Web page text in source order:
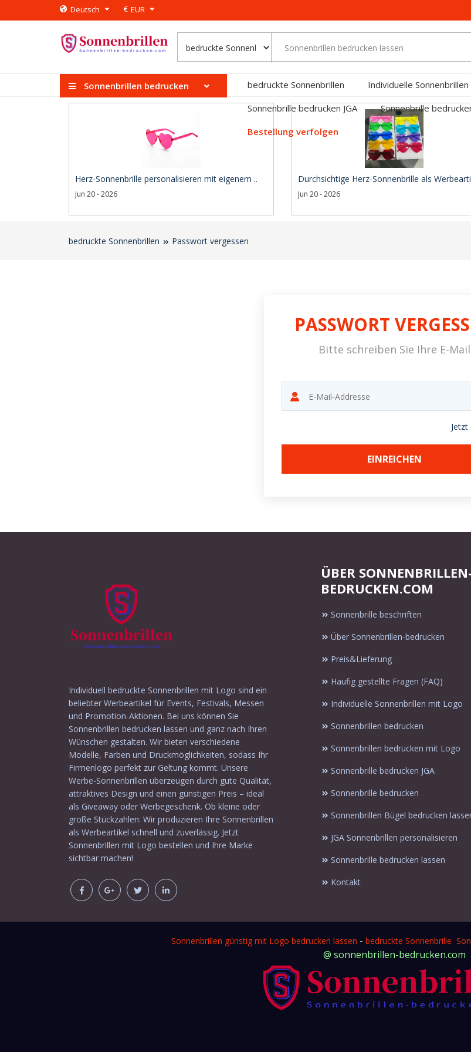
Deutsch € EUR
Sonnenbrillen bedrucken bedruckte Sonnenbrillen Individuelle
Sonnenbrille bedrucken JGA
Sonnenbrille
Bestellung verfolgen
Herz-Sonnenbrille personalisieren mit eigenem ..
Jun 20 - 2026
Durchsichtige Herz-Sonnenbrille als
Jun 20 - 2026
bedruckte Sonnenbrillen Passwort vergessen
PASSWORT
Bitte schreiben Sie Ihre E-Mail
EINREICHEN
Individuell bedruckte Sonnenbrillen mit Logo sind ein
beliebter Werbeartikel für Events, Festivals, Messen
und Promotion-Aktionen. Bei uns können Sie
Sonnenbrillen bedrucken lassen und ganz nach Ihren
Wünschen gestalten. Wir bieten verschiedene
Modelle, Farben und Druckmöglichkeiten, sodass Ihr
Firmenlogo perfekt zur Geltung kommt. Unsere
Werbe-Sonnenbrillen überzeugen durch gute Qualität,
attraktives Design und einen günstigen Preis – ideal
als Giveaway oder Werbegeschenk. Ob kleine oder
große Stückzahlen: Wir produzieren Ihre Sonnenbrillen
als Werbeartikel schnell und zuverlässig. Jetzt
Sonnenbrillen mit Logo bestellen und Ihre Marke
sichtbar machen!
ÜBER
BEDRUCKEN.COM
Sonnenbrille beschriften
Über Sonnenbrillen-bedrucken
Preis&Lieferung
Häufig gestellte Fragen (FAQ)
Individuelle Sonnenbrillen mit Logo
Sonnenbrillen bedrucken
Sonnenbrillen bedrucken mit Logo
Sonnenbrille bedrucken JGA
Sonnenbrille bedrucken
Sonnenbrillen Bügel bedrucken
JGA Sonnenbrillen personalisieren
Sonnenbrille bedrucken lassen
Kontakt
Sonnenbrillen günstig mit Logo bedrucken lassen - bedruckte Sonnenbrille
@ sonnenbrillen-bedrucken.com